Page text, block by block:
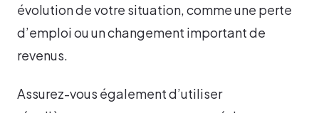
évolution de votre situation, comme une perte
d’emploi ou un changement important de
revenus.
Assurez-vous également d’utiliser